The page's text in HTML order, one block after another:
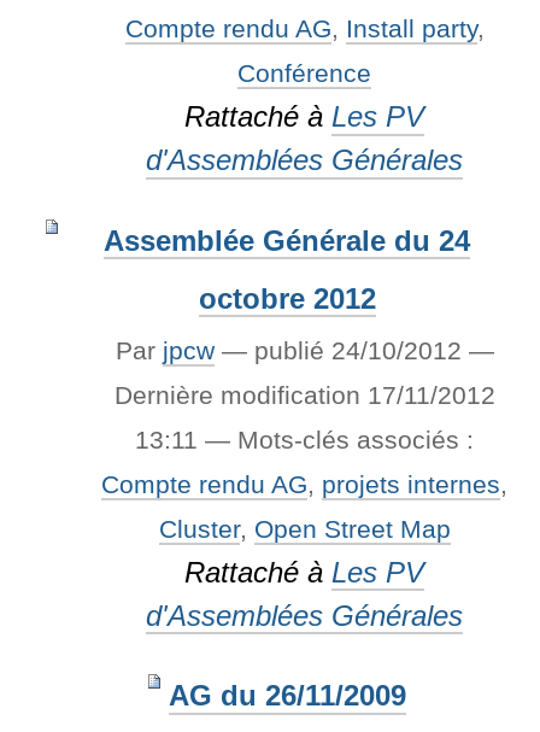
Compte rendu AG, Install party,
Conférence
Rattaché à Les PV
d'Assemblées Générales
Assemblée Générale du 24
octobre 2012
Par jpcw — publié 24/10/2012 —
Dernière modification 17/11/2012
13:11— Mots-clés associés :
Compte rendu AG, projets internes,
Cluster, Open Street Map
Rattaché à Les PV
d'Assemblées Générales
AG du 26/11/2009